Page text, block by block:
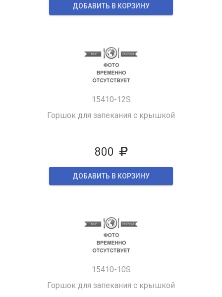
ДОБАВИТЬ В КОРЗИНУ
15410-12S
Горшок для запекания с крышкой
800
ДОБАВИТЬ В КОРЗИНУ
15410-10S
Горшок для запекания с крышкой